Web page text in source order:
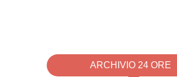
ARCHIVIO 24 ORE